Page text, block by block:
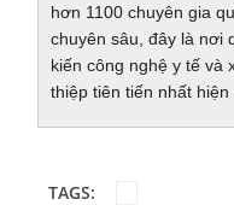
hơn 1100 chuyên gia
chuyên sâu, đây là nơi
kiến công nghệ y tế và
thiệp tiên tiến nhất hiện
TAGS: